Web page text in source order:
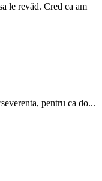
le revăd. Cred ca am
pentru ca do...